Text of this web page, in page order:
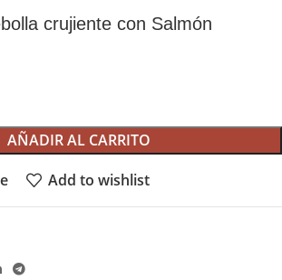
crujiente con Salmón
AÑADIR AL CARRITO
Add to wishlist